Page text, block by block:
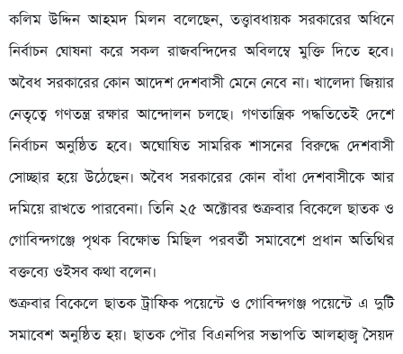
কলিম উদ্দিন আহমদ মিলন বলেছেন, তত্ত্বাবধায়ক সরকারের অধিনে
নির্বাচন ঘোষনা করে সকল রাজবন্দিদের অবিলম্বে মুক্তি দিতে হবে।
অবৈধ সরকারের কোন আদেশ দেশবাসী মেনে নেবে না। খালেদা জিয়ার
নেতৃত্বে গণতন্ত্র রক্ষার আন্দোলন চলছে। গণতান্ত্রিক পদ্ধতিতেই দেশে
নির্বাচন অনুষ্ঠিত হবে। অঘোষিত সামরিক শাসনের বিরুদ্ধে দেশবাসী
সোচ্ছার হয়ে উঠেছেন। অবৈধ সরকারের কোন বাঁধা দেশবাসীকে আর
দমিয়ে রাখতে পারবেনা। তিনি ২৫ অক্টোবর শুক্রবার বিকেলে ছাতক ও
গোবিন্দগঞ্জে পৃথক বিক্ষোভ মিছিল পরবর্তী সমাবেশে প্রধান অতিথির
বক্তব্যে ওইসব কথা বলেন।
শুক্রবার বিকেলে ছাতক ট্রাফিক পয়েন্টে ও গোবিন্দগঞ্জ পয়েন্টে এ দুটি
সমাবেশ অনুষ্ঠিত হয়। ছাতক পৌর বিএনপির সভাপতি আলহাজ্ব সৈয়দ